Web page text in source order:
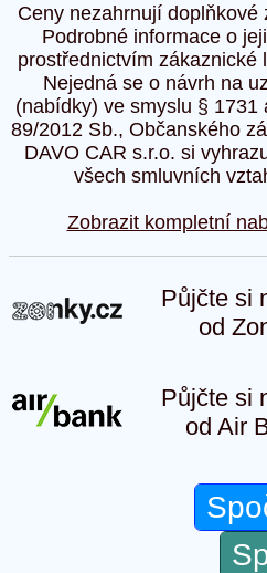
Ceny nezahrnují doplňkové
Podrobné informace o
prostřednictvím zákaznické
Nejedná se o návrh na
(nabídky) ve smyslu § 1731
89/2012 Sb., Občanského
DAVO CAR s.r.o. si
všech smluvních
Zobrazit kompletní
Půjčte si
od
Půjčte si
od Air